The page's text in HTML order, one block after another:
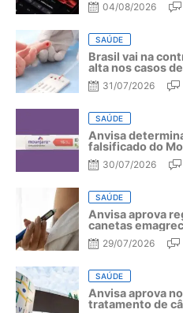
04/08/2026
SAÚDE
Brasil vai na
alta nos casos
31/07/2026
SAÚDE
Anvisa
falsificado do
riscos do
30/07/2026
SAÚDE
Anvisa aprova
canetas
29/07/2026
SAÚDE
Anvisa aprova
tratamento de